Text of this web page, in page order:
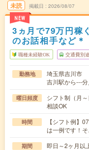
未読
NEW
掲載日 2026/08/07
3ヵ月で79万円稼
のお話相手など＊
職種未経験OK 交通費別
勤務地
埼玉県吉川市
吉川駅から---
曜日頻度
シフト制（月
相談OK
時間
【シフト例】
は一例です！
期間 即日～2ヶ月以